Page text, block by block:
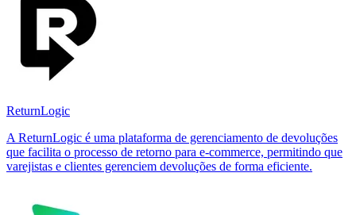
ReturnLogic
A ReturnLogic é uma plataforma de gerenciamento de devoluções
que facilita o processo de retorno para e-commerce, permitindo que
varejistas e clientes gerenciem devoluções de forma eficiente.